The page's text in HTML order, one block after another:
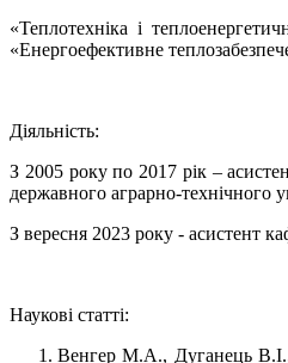
«Теплотехніка і
«Енергоефективне
Діяльність:
З 2005 року по 2017 рік –
державного аграрно-технічного
З вересня 2023 року - асистент
Наукові статті:
Венгер М.А., Дуганець